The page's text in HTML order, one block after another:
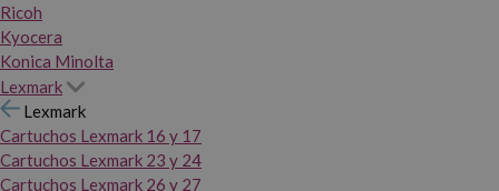
Ricoh
Kyocera
Konica Minolta
Lexmark
Lexmark
Cartuchos Lexmark 16 y 17
Cartuchos Lexmark 23 y 24
Cartuchos Lexmark 26 y 27